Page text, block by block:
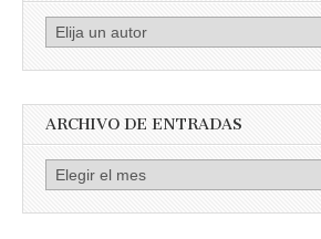
Busca
ARCHIVO DE ENTRADAS
Archivo